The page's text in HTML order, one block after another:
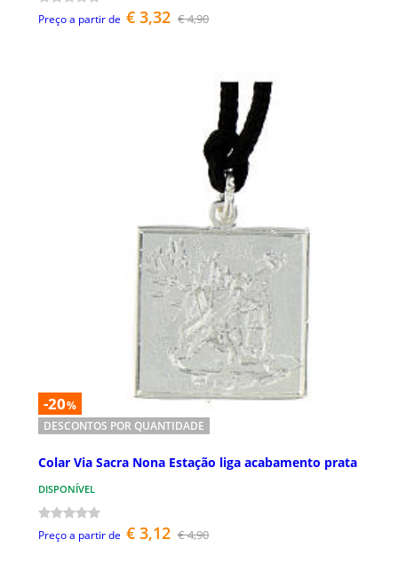
Preço a partir de € 3,32 € 4,90
-20%
DESCONTOS POR QUANTIDADE
Colar Via Sacra Nona Estação liga acabamento prata
DISPONÍVEL
Preço a partir de € 3,12 € 4,90